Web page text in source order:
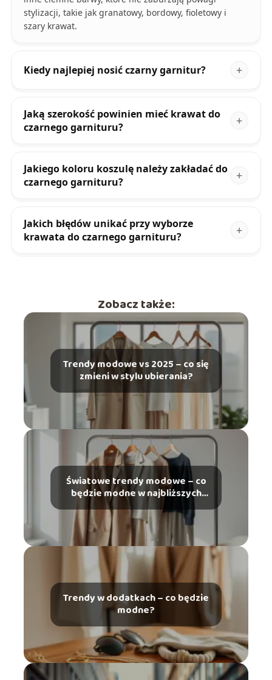
stylizacji, takie jak granatowy, bordowy, fioletowy i
szary krawat.
Kiedy najlepiej nosić czarny garnitur?
Jaką szerokość powinien mieć krawat do
czarnego garnituru?
Jakiego koloru koszulę należy zakładać do
czarnego garnituru?
Jakich błędów unikać przy wyborze
krawata do czarnego garnituru?
Zobacz także:
Trendy modowe vs 2025 – co się
zmieni w stylu ubierania?
Światowe trendy modowe – co
będzie modne w najbliższych
latach?
Trendy w dodatkach – co będzie
modne?